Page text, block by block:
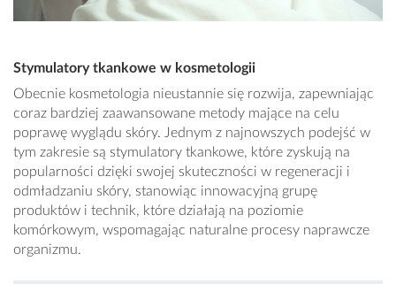
Stymulatory tkankowe w kosmetologii
Obecnie kosmetologia nieustannie się rozwija, zapewniając
coraz bardziej zaawansowane metody mające na celu
poprawę wyglądu skóry. Jednym z najnowszych podejść w
tym zakresie są stymulatory tkankowe, które zyskują na
popularności dzięki swojej skuteczności w regeneracji i
odmładzaniu skóry, stanowiąc innowacyjną grupę
produktów i technik, które działają na poziomie
komórkowym, wspomagając naturalne procesy naprawcze
organizmu.